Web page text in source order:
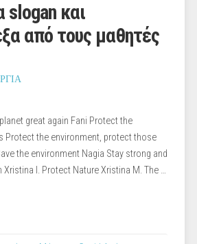
slogan και
από τους μαθητές
great again Fani Protect the
Protect the environment, protect those
the environment Nagia Stay strong and
Xristina I. Protect Nature Xristina M. The …